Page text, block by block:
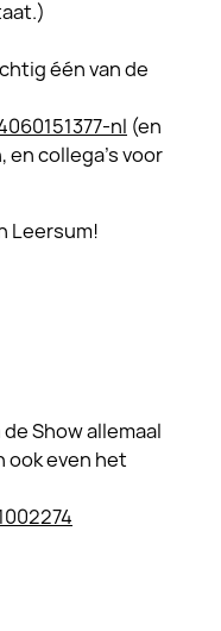
één van de
nl (en
en collega's voor
Leersum!
Show allemaal
ook even het